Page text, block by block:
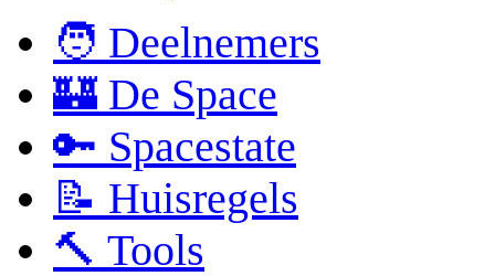
🧑 Deelnemers
🏰 De Space
🔑 Spacestate
📝 Huisregels
🔨 Tools